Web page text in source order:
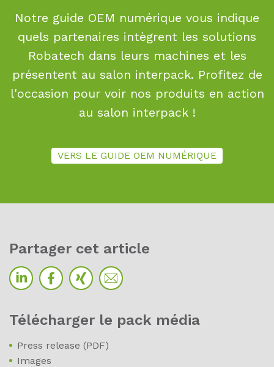
Notre guide OEM numérique vous indique
quels partenaires intègrent les solutions
Robatech dans leurs machines et les
présentent au salon interpack. Profitez de
l'occasion pour voir nos produits en action
au salon interpack !
VERS LE GUIDE OEM NUMÉRIQUE
Par­ta­ger cet ar­ti­cle
Téléchar­ger le pack mé­dia
Press release (PDF)
Images